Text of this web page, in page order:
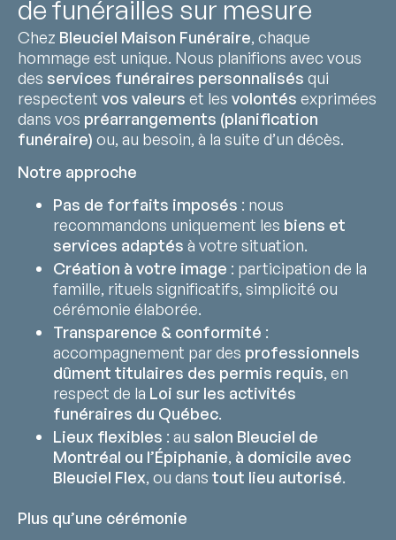
de funérailles sur mesure
Chez Bleuciel Maison Funéraire, chaque
hommage est unique. Nous planifions avec vous
des services funéraires personnalisés qui
respectent vos valeurs et les volontés exprimées
dans vos préarrangements (planification
funéraire) ou, au besoin, à la suite d’un décès.
Notre approche
Pas de forfaits imposés : nous
recommandons uniquement les biens et
services adaptés à votre situation.
Création à votre image : participation de la
famille, rituels significatifs, simplicité ou
cérémonie élaborée.
Transparence & conformité :
accompagnement par des professionnels
dûment titulaires des permis requis, en
respect de la Loi sur les activités
funéraires du Québec.
Lieux flexibles : au salon Bleuciel de
Montréal ou l’Épiphanie, à domicile avec
Bleuciel Flex, ou dans tout lieu autorisé.
Plus qu’une cérémonie